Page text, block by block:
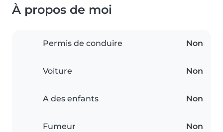
À propos de moi
Permis de conduire Non
Voiture Non
A des enfants Non
Fumeur Non